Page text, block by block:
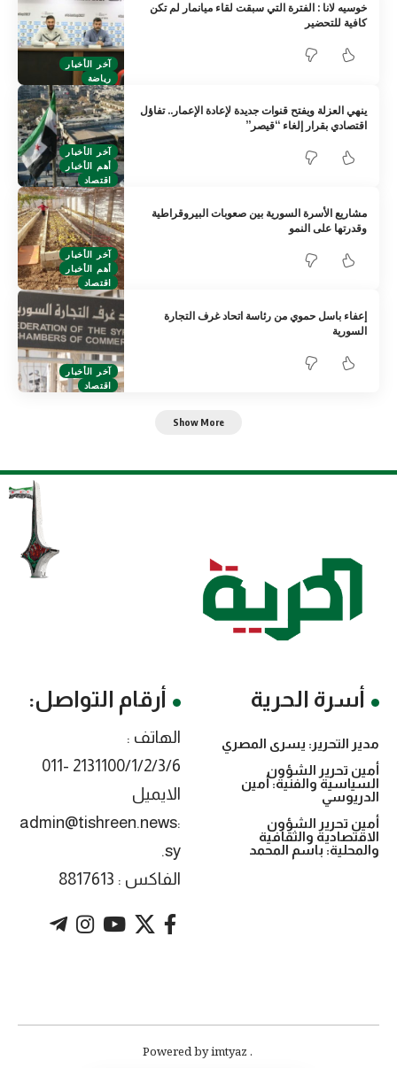
آخر الأخبار
رياضة
خوسيه لانا : الفترة التي سبقت لقاء ميانمار لم تكن
كافية للتحضير
آخر الأخبار
أهم الأخبار
اقتصاد
ينهي العزلة ويفتح قنوات جديدة لإعادة الإعمار.. تفاؤل
اقتصادي بقرار إلغاء “قيصر”
آخر الأخبار
أهم الأخبار
اقتصاد
مشاريع الأسرة السورية بين صعوبات البيروقراطية
وقدرتها على النمو
آخر الأخبار
اقتصاد
إعفاء باسل حموي من رئاسة اتحاد غرف التجارة
السورية
Show More
أسرة الحرية
مدير التحرير: يسرى المصري
أمين تحرير الشؤون
السياسية والفنية: أمين
الدريوسي
أمين تحرير الشؤون
الاقتصادية والثقافية
والمحلية: باسم المحمد
أرقام التواصل:
الهاتف :
2131100/1/2/3/6 -011
الايميل
:admin@tishreen.news
.sy
الفاكس : 8817613
. Powered by imtyaz